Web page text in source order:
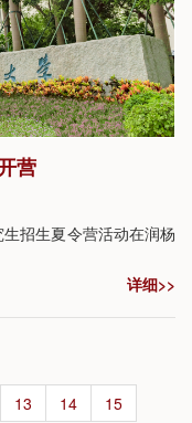
营
招生夏令营活动在润杨
详细>>
13 14
15